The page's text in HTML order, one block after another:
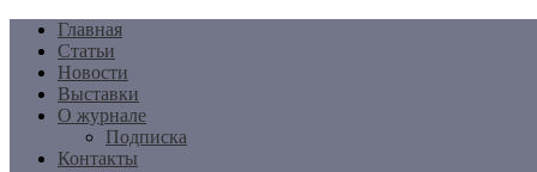
Перейти
содержимому
Главная
Статьи
Новости
Выставки
О журнале
Подписка
Контакты